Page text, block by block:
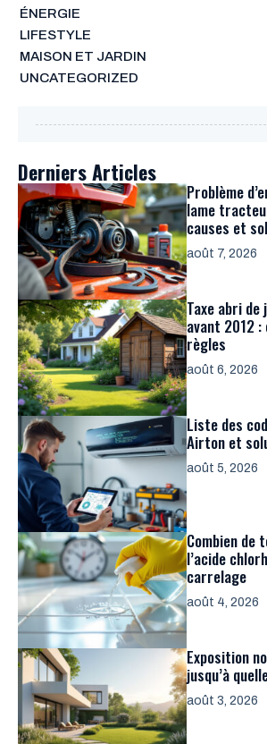
ÉNERGIE
LIFESTYLE
MAISON ET JARDIN
UNCATEGORIZED
Derniers Articles
Problème
lame
causes et
août 7, 2026
Taxe abri
avant 2012
règles
août 6, 2026
Liste des
Airton et
août 5, 2026
Combien de
l’acide
carrelage
août 4, 2026
Exposition
jusqu’à
août 3, 2026